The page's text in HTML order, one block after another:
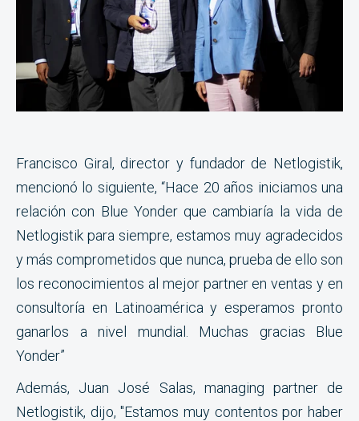
Francisco Giral, director y fundador de Netlogistik,
mencionó lo siguiente, “Hace 20 años iniciamos una
relación con Blue Yonder que cambiaría la vida de
Netlogistik para siempre, estamos muy agradecidos
y más comprometidos que nunca, prueba de ello son
los reconocimientos al mejor partner en ventas y en
consultoría en Latinoamérica y esperamos pronto
ganarlos a nivel mundial. Muchas gracias Blue
Yonder”
Además, Juan José Salas, managing partner de
Netlogistik, dijo,"Estamos muy contentos por haber